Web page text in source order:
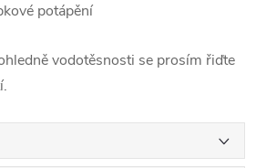
potápění
vodotěsnosti se prosím řiďte